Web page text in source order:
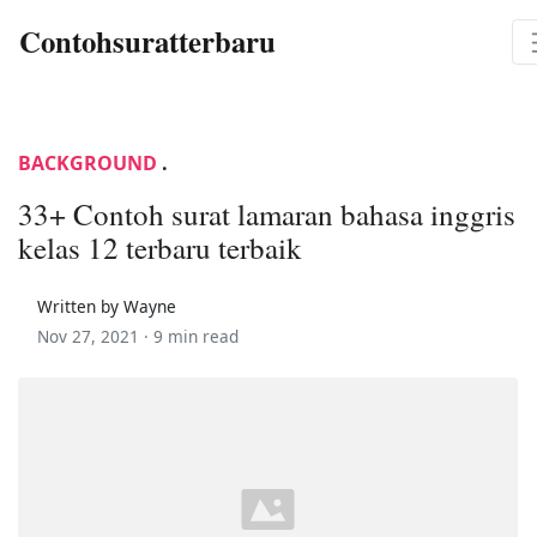
Contohsuratterbaru
BACKGROUND .
33+ Contoh surat lamaran bahasa inggris
kelas 12 terbaru terbaik
Written by Wayne
Nov 27, 2021 · 9 min read